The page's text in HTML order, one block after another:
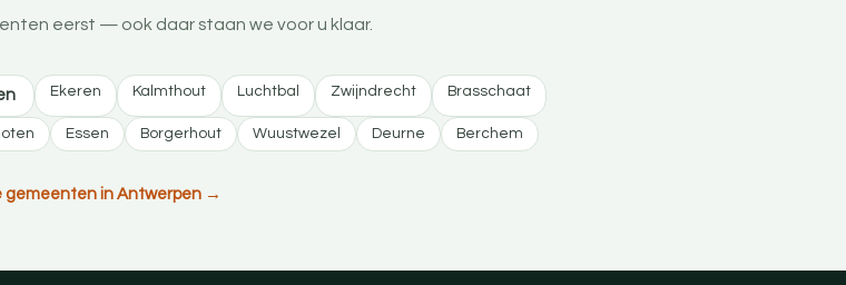
eerst — ook daar staan we voor u klaar.
Ekeren Kalmthout Luchtbal Zwijndrecht Brasschaat
Essen Borgerhout Wuustwezel Deurne Berchem
gemeenten in Antwerpen →